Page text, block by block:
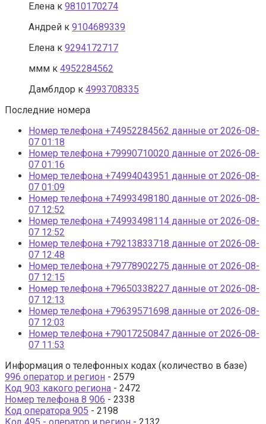
Елена к 9810170274
Андрей к 9104689339
Eлена к 9294172717
ммм к 4952284562
Дамблдор к 4993708335
Последние номера
Номер телефона +74952284562 данные от 2026-08-
07 01:18
Номер телефона +79990710020 данные от 2026-08-
07 01:16
Номер телефона +74994043951 данные от 2026-08-
07 01:09
Номер телефона +74993498180 данные от 2026-08-
07 12:52
Номер телефона +74993498114 данные от 2026-08-
07 12:52
Номер телефона +79213833718 данные от 2026-08-
07 12:48
Номер телефона +79778902275 данные от 2026-08-
07 12:15
Номер телефона +79650338227 данные от 2026-08-
07 12:13
Номер телефона +79639571698 данные от 2026-08-
07 12:03
Номер телефона +79017250847 данные от 2026-08-
07 11:53
Информация о телефонных кодах (количество в базе)
996 оператор и регион - 2579
Код 903 какого региона - 2472
Номер телефона 8 906 - 2338
Код оператора 905 - 2198